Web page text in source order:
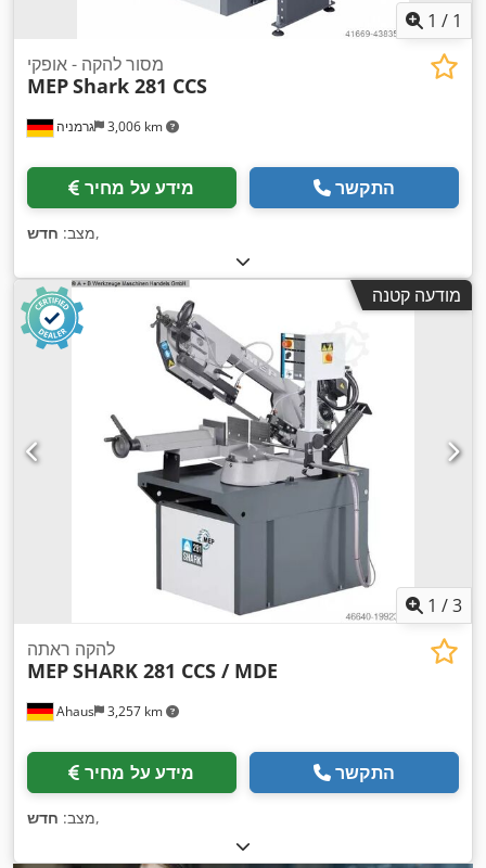
1 / 1
גרמניה 3,006 km
מסור להקה - אופקי
MEPShark 281 CCS
מידע על מחיר התקשר
מצב: חדש ,
מודעה קטנה
1 /3
Ahaus 3,257 km
להקה ראתה
MEPSHARK 281 CCS / MDE
מידע על מחיר התקשר
מצב: חדש ,